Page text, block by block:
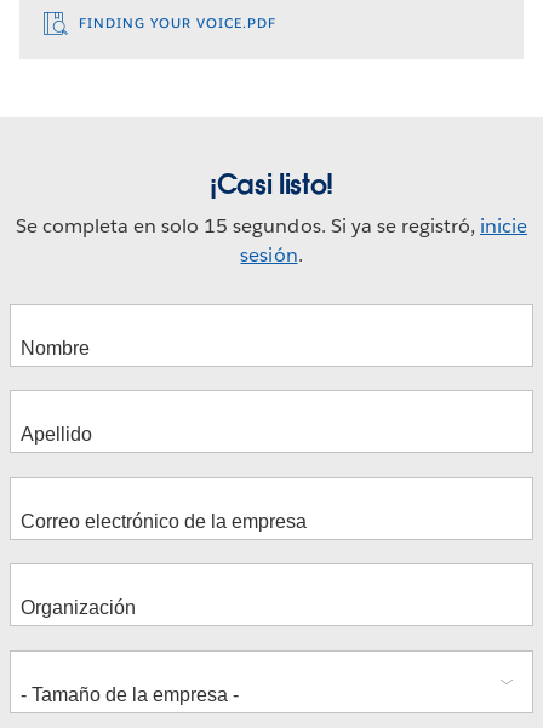
FINDING YOUR VOICE.PDF
¡Casi listo!
Se completa en solo 15 segundos. Si ya se registró, inicie
sesión.